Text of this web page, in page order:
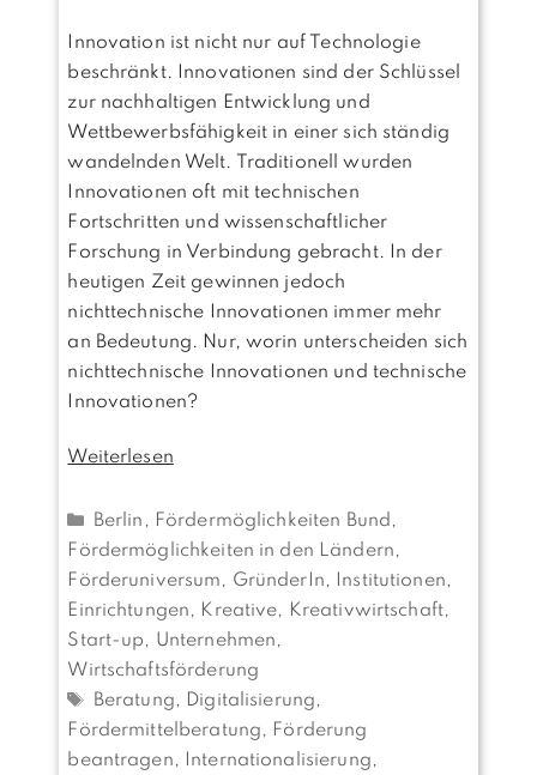
Innovation ist nicht nur auf Technologie
beschränkt. Innovationen sind der Schlüssel
zur nachhaltigen Entwicklung und
Wettbewerbsfähigkeit in einer sich ständig
wandelnden Welt. Traditionell wurden
Innovationen oft mit technischen
Fortschritten und wissenschaftlicher
Forschung in Verbindung gebracht. In der
heutigen Zeit gewinnen jedoch
nichttechnische Innovationen immer mehr
an Bedeutung. Nur, worin unterscheiden sich
nichttechnische Innovationen und technische
Innovationen?
Weiterlesen
Kategorien
Berlin , Fördermöglichkeiten Bund ,
Fördermöglichkeiten in den Ländern,
Förderuniversum, GründerIn,
Institutionen,
Einrichtungen, Kreative, Kreativwirtschaft,
Start-up, Unternehmen,
Wirtschaftsförderung
Schlagwörter
Beratung, Digitalisierung,
Fördermittelberatung, Förderung
beantragen, Internationalisierung,